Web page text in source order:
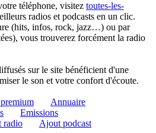
téléphone, visitez toutes-les-
radios et podcasts en un clic.
(hits, infos, rock, jazz…) ou par
vous trouverez forcément la radio
sur le site bénéficient d'une
le son et votre confort d'écoute.
Annuaire
Emissions
radio Ajout podcast